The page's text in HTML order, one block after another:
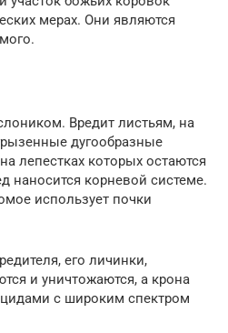
мерах. Они являются
Вредит листьям, на
дугообразные
лепестках которых остаются
наносится корневой системе.
использует почки
его личинки,
и уничтожаются, а крона
с широким спектром